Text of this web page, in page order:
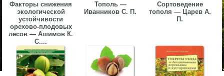
Факторы снижения
экологической
устойчивости
орехово-плодовых
лесов — Ашимов К.
С....
Тополь —
Иванников С. П.
Сортоведение
тополя — Царев А.
П.